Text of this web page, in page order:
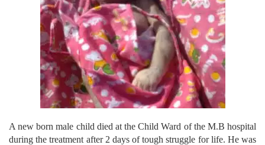
A new born male child died at the Child Ward of the M.B hospital
during the treatment after 2 days of tough struggle for life. He was